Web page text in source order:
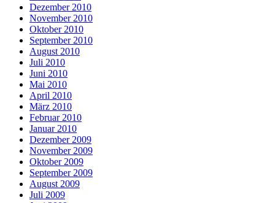
Dezember 2010
November 2010
Oktober 2010
September 2010
August 2010
Juli 2010
Juni 2010
Mai 2010
April 2010
März 2010
Februar 2010
Januar 2010
Dezember 2009
November 2009
Oktober 2009
September 2009
August 2009
Juli 2009